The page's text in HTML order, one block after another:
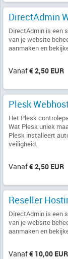
DirectAdmin
DirectAdmin is een
van je website
aanmaken en
Vanaf€ 2,50 EUR
Plesk
Het Plesk
Wat Plesk uniek
Plesk installeert
veiligheid.
Vanaf€ 2,50 EUR
Reseller
DirectAdmin is een
van je website
aanmaken en
Vanaf€ 10,00 EUR